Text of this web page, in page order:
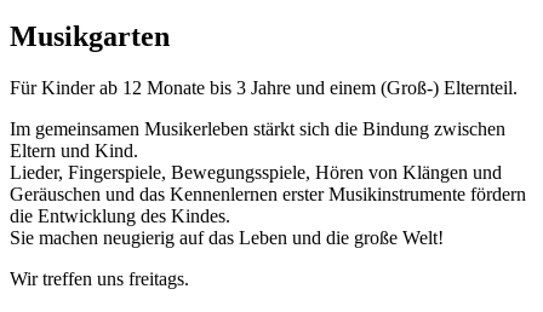
Musikgarten
Für Kinder ab 12 Monate bis 3 Jahre und einem (Groß-) Elternteil.
Im gemeinsamen Musikerleben stärkt sich die Bindung zwischen
Eltern und Kind.
Lieder, Fingerspiele, Bewegungsspiele, Hören von Klängen und
Geräuschen und das Kennenlernen erster Musikinstrumente fördern
die Entwicklung des Kindes.
Sie machen neugierig auf das Leben und die große Welt!
Wir treffen uns freitags.